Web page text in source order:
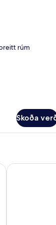
rúm
Skoða
Drum
Ramada by